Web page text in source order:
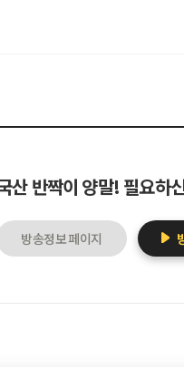
산 반짝이 양말! 필요하
방송정보 페이지